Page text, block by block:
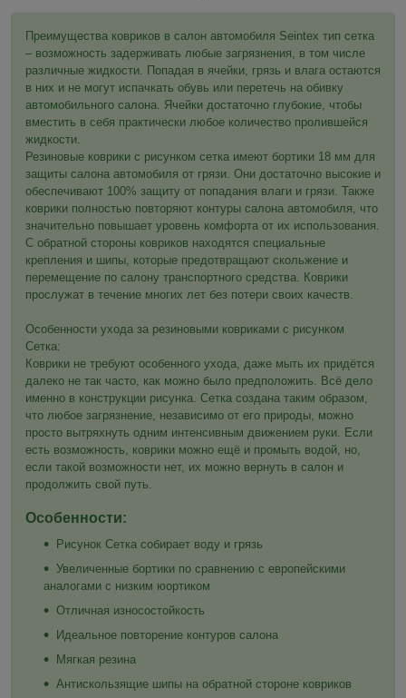
Преимущества ковриков в салон автомобиля Seintex тип сетка
– возможность задерживать любые загрязнения, в том числе
различные жидкости. Попадая в ячейки, грязь и влага остаются
в них и не могут испачкать обувь или перетечь на обивку
автомобильного салона. Ячейки достаточно глубокие, чтобы
вместить в себя практически любое количество пролившейся
жидкости.
Резиновые коврики с рисунком сетка имеют бортики 18 мм для
защиты салона автомобиля от грязи. Они достаточно высокие и
обеспечивают 100% защиту от попадания влаги и грязи. Также
коврики полностью повторяют контуры салона автомобиля, что
значительно повышает уровень комфорта от их использования.
С обратной стороны ковриков находятся специальные
крепления и шипы, которые предотвращают скольжение и
перемещение по салону транспортного средства. Коврики
прослужат в течение многих лет без потери своих качеств.
Особенности ухода за резиновыми ковриками с рисунком
Сетка:
Коврики не требуют особенного ухода, даже мыть их придётся
далеко не так часто, как можно было предположить. Всё дело
именно в конструкции рисунка. Сетка создана таким образом,
что любое загрязнение, независимо от его природы, можно
просто вытряхнуть одним интенсивным движением руки. Если
есть возможность, коврики можно ещё и промыть водой, но,
если такой возможности нет, их можно вернуть в салон и
продолжить свой путь.
Особенности:
Рисунок Сетка собирает воду и грязь
Увеличенные бортики по сравнению с европейскими
аналогами с низким юортиком
Отличная износостойкость
Идеальное повторение контуров салона
Мягкая резина
Антискользящие шипы на обратной стороне ковриков